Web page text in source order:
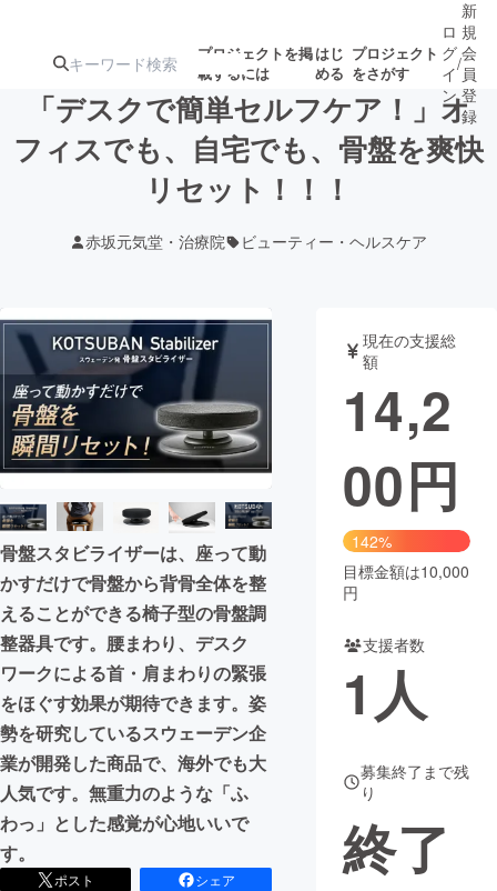
プロジェクトを掲
載するには
はじ
める
プロジェクト
をさがす
注目の新着プロ
募集終了が近いプ
テクノロジー・ガジェット
映像・映画 書籍・雑誌
ビジネス・起業 チャレンジ
まちづくり・地域活性化
CAMPFIRE for Social Good
CAMPFIRE Creation
CAMPFIREふるさと納税
コミュニティ
ロ
グ
イ
ン
/
新
規
会
員
登
録
「デスクで簡単セルフケア！」オ
フィスでも、自宅でも、骨盤を爽快
リセット！！！
赤坂元気堂・治療院 ビューティー・ヘルスケア
骨盤スタビライザーは、座って動
かすだけで骨盤から背骨全体を整
えることができる椅子型の骨盤調
整器具です。腰まわり、デスク
ワークによる首・肩まわりの緊張
をほぐす効果が期待できます。姿
勢を研究しているスウェーデン企
業が開発した商品で、海外でも大
人気です。無重力のような「ふ
わっ」とした感覚が心地いいで
す。
ポスト
シェア
現在の支援総
額
14,2
00円
142%
目標金額は10,000
円
支援者数
1人
募集終了まで残
り
終了